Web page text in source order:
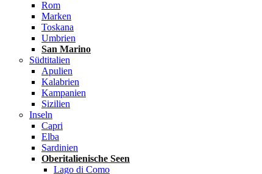
Rom
Marken
Toskana
Umbrien
San Marino
Südtitalien
Apulien
Kalabrien
Kampanien
Sizilien
Inseln
Capri
Elba
Sardinien
Oberitalienische Seen
Lago di Como